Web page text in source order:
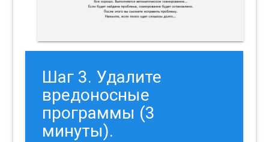
Шаг 3. Удалите
вредоносные
программы (3
минуты).